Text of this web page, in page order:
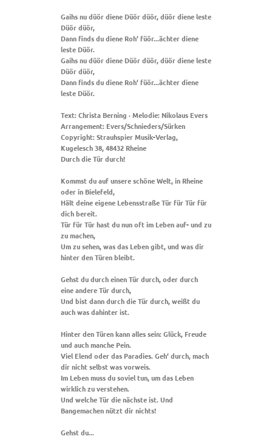
Gaihs nu düör diene Düör düör, düör diene leste
Düör düör,
Dann finds du diene Roh‘ füör...ächter diene
leste Düör.
Gaihs nu düör diene Düör düör, düör diene leste
Düör düör,
Dann finds du diene Roh‘ füör...ächter diene
leste Düör.
Text: Christa Berning · Melodie: Nikolaus Evers
Arrangement: Evers/Schnieders/Sürken
Copyright: Strauhspier Musik-Verlag,
Kugelesch 38, 48432 Rheine
Durch die Tür durch!
Kommst du auf unsere schöne Welt, in Rheine
oder in Bielefeld,
Hält deine eigene Lebensstraße Tür für Tür für
dich bereit.
Tür für Tür hast du nun oft im Leben auf- und zu
zu machen,
Um zu sehen, was das Leben gibt, und was dir
hinter den Türen bleibt.
Gehst du durch einen Tür durch, oder durch
eine andere Tür durch,
Und bist dann durch die Tür durch, weißt du
auch was dahinter ist.
Hinter den Türen kann alles sein: Glück, Freude
und auch manche Pein.
Viel Elend oder das Paradies. Geh‘ durch, mach
dir nicht selbst was vorweis.
Im Leben muss du soviel tun, um das Leben
wirklich zu verstehen.
Und welche Tür die nächste ist. Und
Bangemachen nützt dir nichts!
Gehst du...